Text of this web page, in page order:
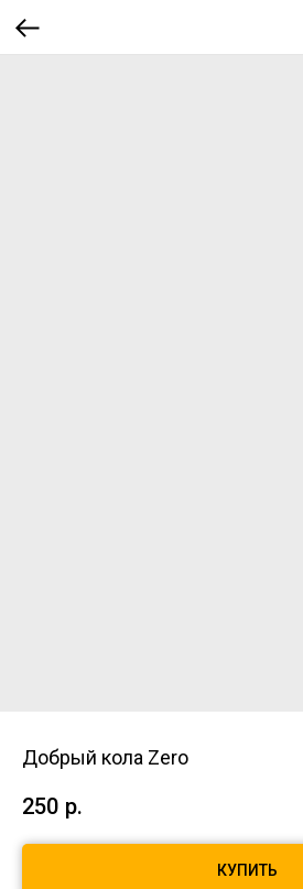
Добрый кола Zero
250 р.
КУПИТЬ